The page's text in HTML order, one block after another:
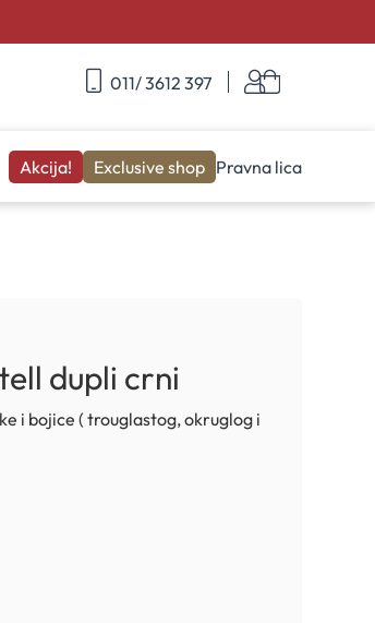
011/ 3612 397 Korpa
Akcija! Exclusive shop Pravna lica
dupli crni
i bojice ( trouglastog, okruglog i